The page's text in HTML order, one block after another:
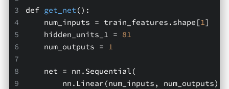
def get_net ( ):
    num_inputs
= train_features.shape[1]
    hidden_units_1 =
81
    num_outputs =
1
    net = nn.Sequential(
        nn.Linear(num_inputs, num_outputs)